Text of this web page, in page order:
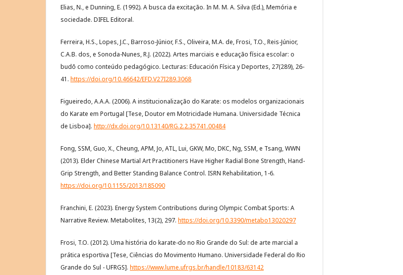
Elias, N., e Dunning, E. (1992). A busca da excitação. In M. M. A. Silva (Ed.), Memória e
sociedade. DIFEL Editoral.
Ferreira, H.S., Lopes, J.C., Barroso-Júnior, F.S., Oliveira, M.A. de, Frosi, T.O., Reis-Júnior,
C.A.B. dos, e Sonoda-Nunes, R.J. (2022). Artes marciais e educação física escolar: o
budō como conteúdo pedagógico. Lecturas: Educación Física y Deportes, 27(289), 26-
41. https://doi.org/10.46642/EFD.V27I289.3068
Figueiredo, A.A.A. (2006). A institucionalização do Karate: os modelos organizacionais
do Karate em Portugal [Tese, Doutor em Motricidade Humana. Universidade Técnica
de Lisboa]. http://dx.doi.org/10.13140/RG.2.2.35741.00484
Fong, SSM, Guo, X., Cheung, APM, Jo, ATL, Lui, GKW, Mo, DKC, Ng, SSM, e Tsang, WWN
(2013). Elder Chinese Martial Art Practitioners Have Higher Radial Bone Strength, Hand-
Grip Strength, and Better Standing Balance Control. ISRN Rehabilitation, 1-6.
https://doi.org/10.1155/2013/185090
Franchini, E. (2023). Energy System Contributions during Olympic Combat Sports: A
Narrative Review. Metabolites, 13(2), 297. https://doi.org/10.3390/metabo13020297
Frosi, T.O. (2012). Uma história do karate-do no Rio Grande do Sul: de arte marcial a
prática esportiva [Tese, Ciências do Movimento Humano. Universidade Federal do Rio
Grande do Sul - UFRGS]. https://www.lume.ufrgs.br/handle/10183/63142